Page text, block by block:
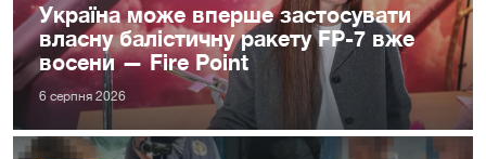
Україна може вперше застосувати
власну балістичну ракету FP-7 вже
восени — Fire Point
6 серпня 2026